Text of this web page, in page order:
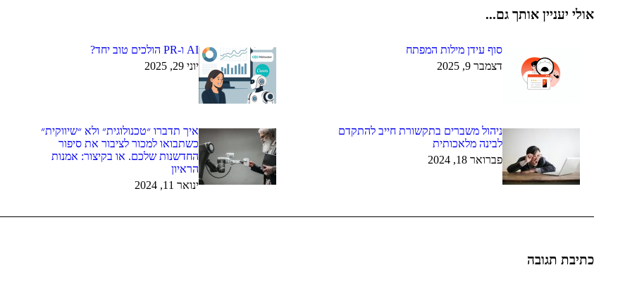
אולי יעניין אותך גם...
סוף עידן מילות המפתח
דצמבר 9, 2025
AI ו-PR הולכים טוב יחד?
יוני 29, 2025
ניהול משברים בתקשורת חייב להתקדם
לבינה מלאכותית
פברואר 18, 2024
איך תדברו ״טכנולוגית״ ולא ״שיווקית״
כשתבואו למכור לציבור את סיפור
החדשנות שלכם. או בקיצור: אמנות
הראיון
ינואר 11, 2024
כתיבת תגובה